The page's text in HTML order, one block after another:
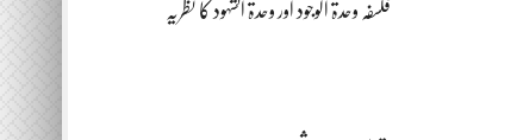
فلسفہ وحدۃ الوجود اور وحدۃ الشہود کا نظریہ